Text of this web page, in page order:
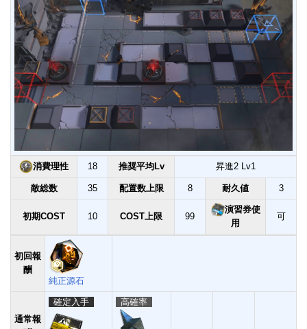
消費理性 18 推奨平均Lv 昇進2 Lv1
敵総数 35 配置数上限 8 耐久値 3
初期COST 10 COST上限 99
演習券使
用
可
初回報
酬
純正源石
通常報
確定入手 高確率